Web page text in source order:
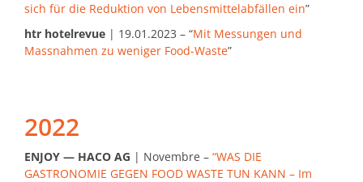
sich für die Reduktion von Lebensmittelabfällen ein”
htr hotelrevue | 19.01.2023 – “Mit Messungen und
Massnahmen zu weniger Food-Waste”
2022
ENJOY — HACO AG | Novembre – “WAS DIE
GASTRONOMIE GEGEN FOOD WASTE TUN KANN – Im